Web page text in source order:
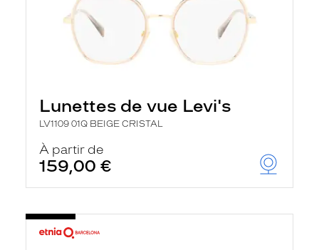
Lunettes de vue Levi's
LV1109 01Q BEIGE CRISTAL
À partir de
159,00 €